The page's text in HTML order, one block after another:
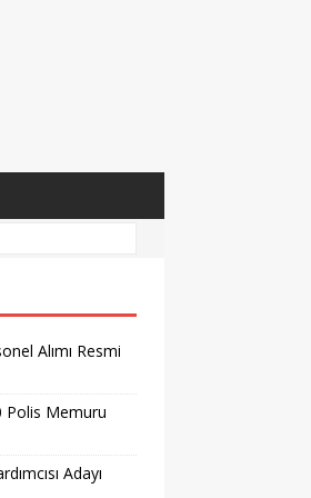
Alımı Resmi
Polis Memuru
Adayı